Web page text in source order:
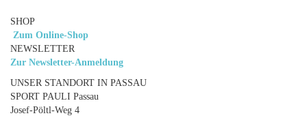
SHOP
Zum Online-Shop
NEWSLETTER
Zur Newsletter-Anmeldung
UNSER STANDORT IN PASSAU
SPORT PAULI Passau
Josef-Pöltl-Weg 4